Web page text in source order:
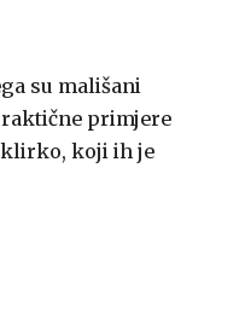
su mališani
primjere
koji ih je